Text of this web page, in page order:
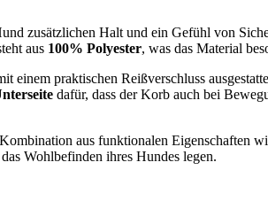
zusätzlichen Halt und ein Gefühl von
aus 100% Polyester, was das Material
einem praktischen Reißverschluss
dafür, dass der Korb auch bei
aus funktionalen Eigenschaften
Wohlbefinden ihres Hundes legen.